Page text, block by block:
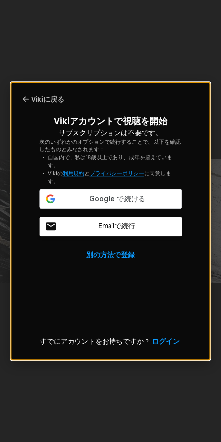
Vikiに戻る
Vikiアカウントで視聴を開始
サブスクリプションは不要です。
次のいずれかのオプションで続行することで、以下を確認
したものとみなされます：
自国内で、私は18歳以上であり、成年を超えていま
す。
Vikiの利用規約と プライバシーポリシーに同意しま
す。
Emailで続行
別の方法で登録
すでにアカウントをお持ちですか？ ログイン